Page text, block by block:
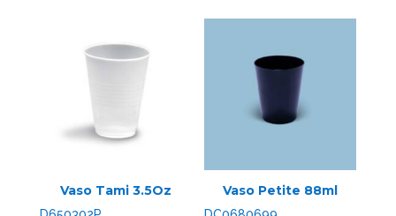
Vaso Tami 3.5Oz Vaso Petite 88ml